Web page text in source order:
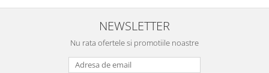
NEWSLETTER
Nu rata ofertele si promotiile noastre